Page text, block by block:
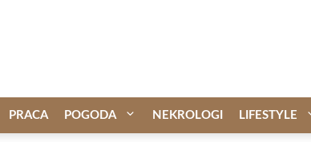
PRACA POGODA NEKROLOGI LIFESTYLE